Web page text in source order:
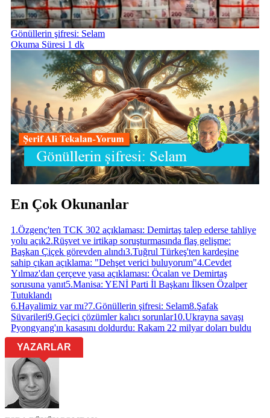
Gönüllerin şifresi: Selam
Okuma Süresi 1 dk
En Çok Okunanlar
1 .Özgenç'ten TCK 302 açıklaması: Demirtaş talep ederse tahliye
yolu açık2.Rüşvet ve irtikap soruşturmasında flaş gelişme:
Başkan Çiçek görevden alındı3.Tuğrul Türkeş'ten kardeşine
sahip çıkan açıklama: "Dehşet verici buluyorum"4.Cevdet
Yılmaz'dan çerçeve yasa açıklaması: Öcalan ve Demirtaş
sorusuna yanıt5.Manisa: YENİ Parti İl Başkanı İlksen Özalper
Tutuklandı
6.Hayalimiz var mı?7.Gönüllerin şifresi: Selam8.Şafak
Süvarileri9.Geçici çözümler kalıcı sorunlar10.Ukrayna savaşı
Pyongyang'ın kasasını doldurdu: Rakam 22 milyar doları buldu
YAZARLAR